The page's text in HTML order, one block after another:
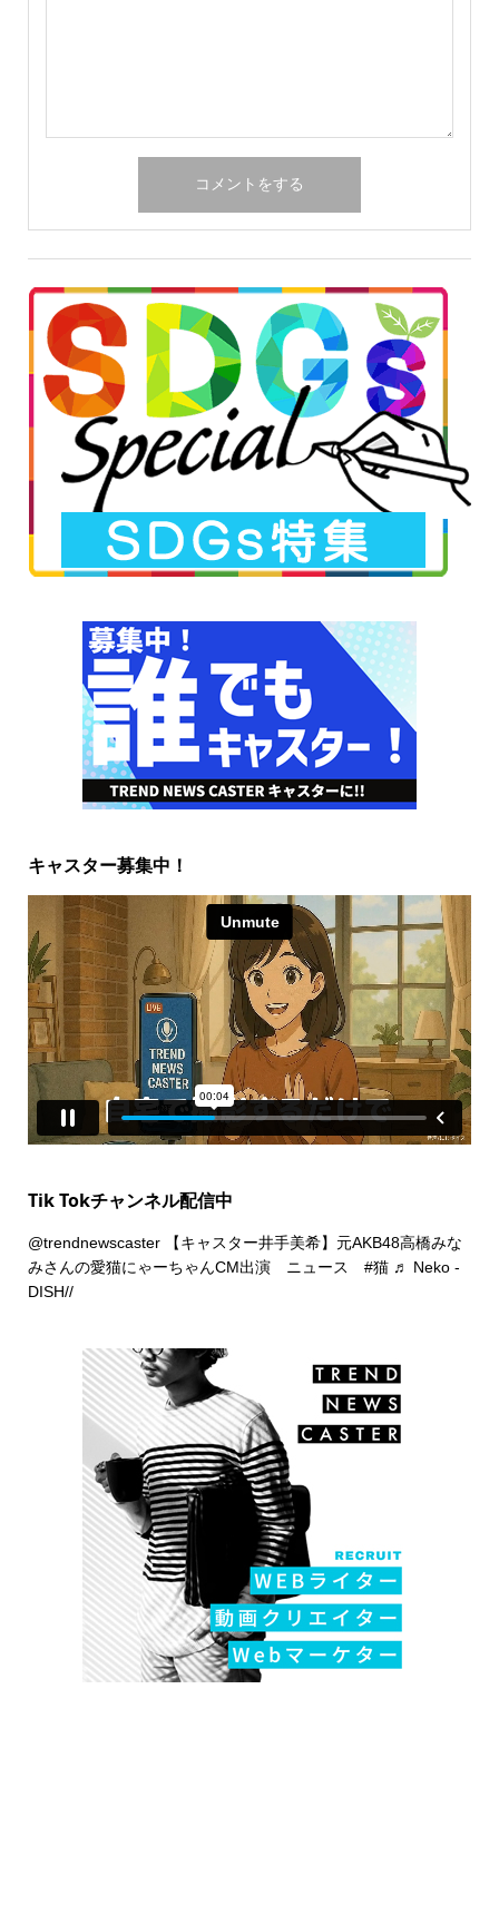
キャスター募集中！
Tik Tokチャンネル配信中
@trendnewscaster【キャスター井手美希】元AKB48高橋みな
みさんの愛猫にゃーちゃんCM出演 ニュース #猫 ♬ Neko -
DISH//